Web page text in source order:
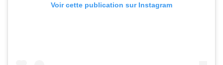
Voir cette publication sur Instagram